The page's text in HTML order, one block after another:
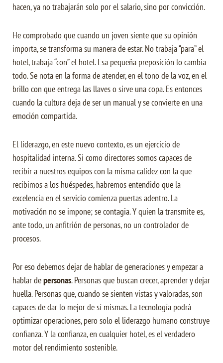
hacen, ya no trabajarán solo por el salario, sino por convicción.
He comprobado que cuando un joven siente que su opinión
importa, se transforma su manera de estar. No trabaja “para” el
hotel, trabaja “con” el hotel. Esa pequeña preposición lo cambia
todo. Se nota en la forma de atender, en el tono de la voz, en el
brillo con que entrega las llaves o sirve una copa. Es entonces
cuando la cultura deja de ser un manual y se convierte en una
emoción compartida.
El liderazgo, en este nuevo contexto, es un ejercicio de
hospitalidad interna. Si como directores somos capaces de
recibir a nuestros equipos con la misma calidez con la que
recibimos a los huéspedes, habremos entendido que la
excelencia en el servicio comienza puertas adentro. La
motivación no se impone; se contagia. Y quien la transmite es,
ante todo, un anfitrión de personas, no un controlador de
procesos.
Por eso debemos dejar de hablar de generaciones y empezar a
hablar depersonas. Personas que buscan crecer, aprender y dejar
huella. Personas que, cuando se sienten vistas y valoradas, son
capaces de dar lo mejor de sí mismas. La tecnología podrá
optimizar operaciones, pero solo el liderazgo humano construye
confianza. Y la confianza, en cualquier hotel, es el verdadero
motor del rendimiento sostenible.